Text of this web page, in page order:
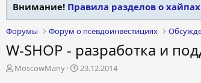
Внимание! Правила разделов о
Форумы Форум о псевдоинвестициях
W-SHOP - разработка и
А
MoscowMany
Д
23.12.2014